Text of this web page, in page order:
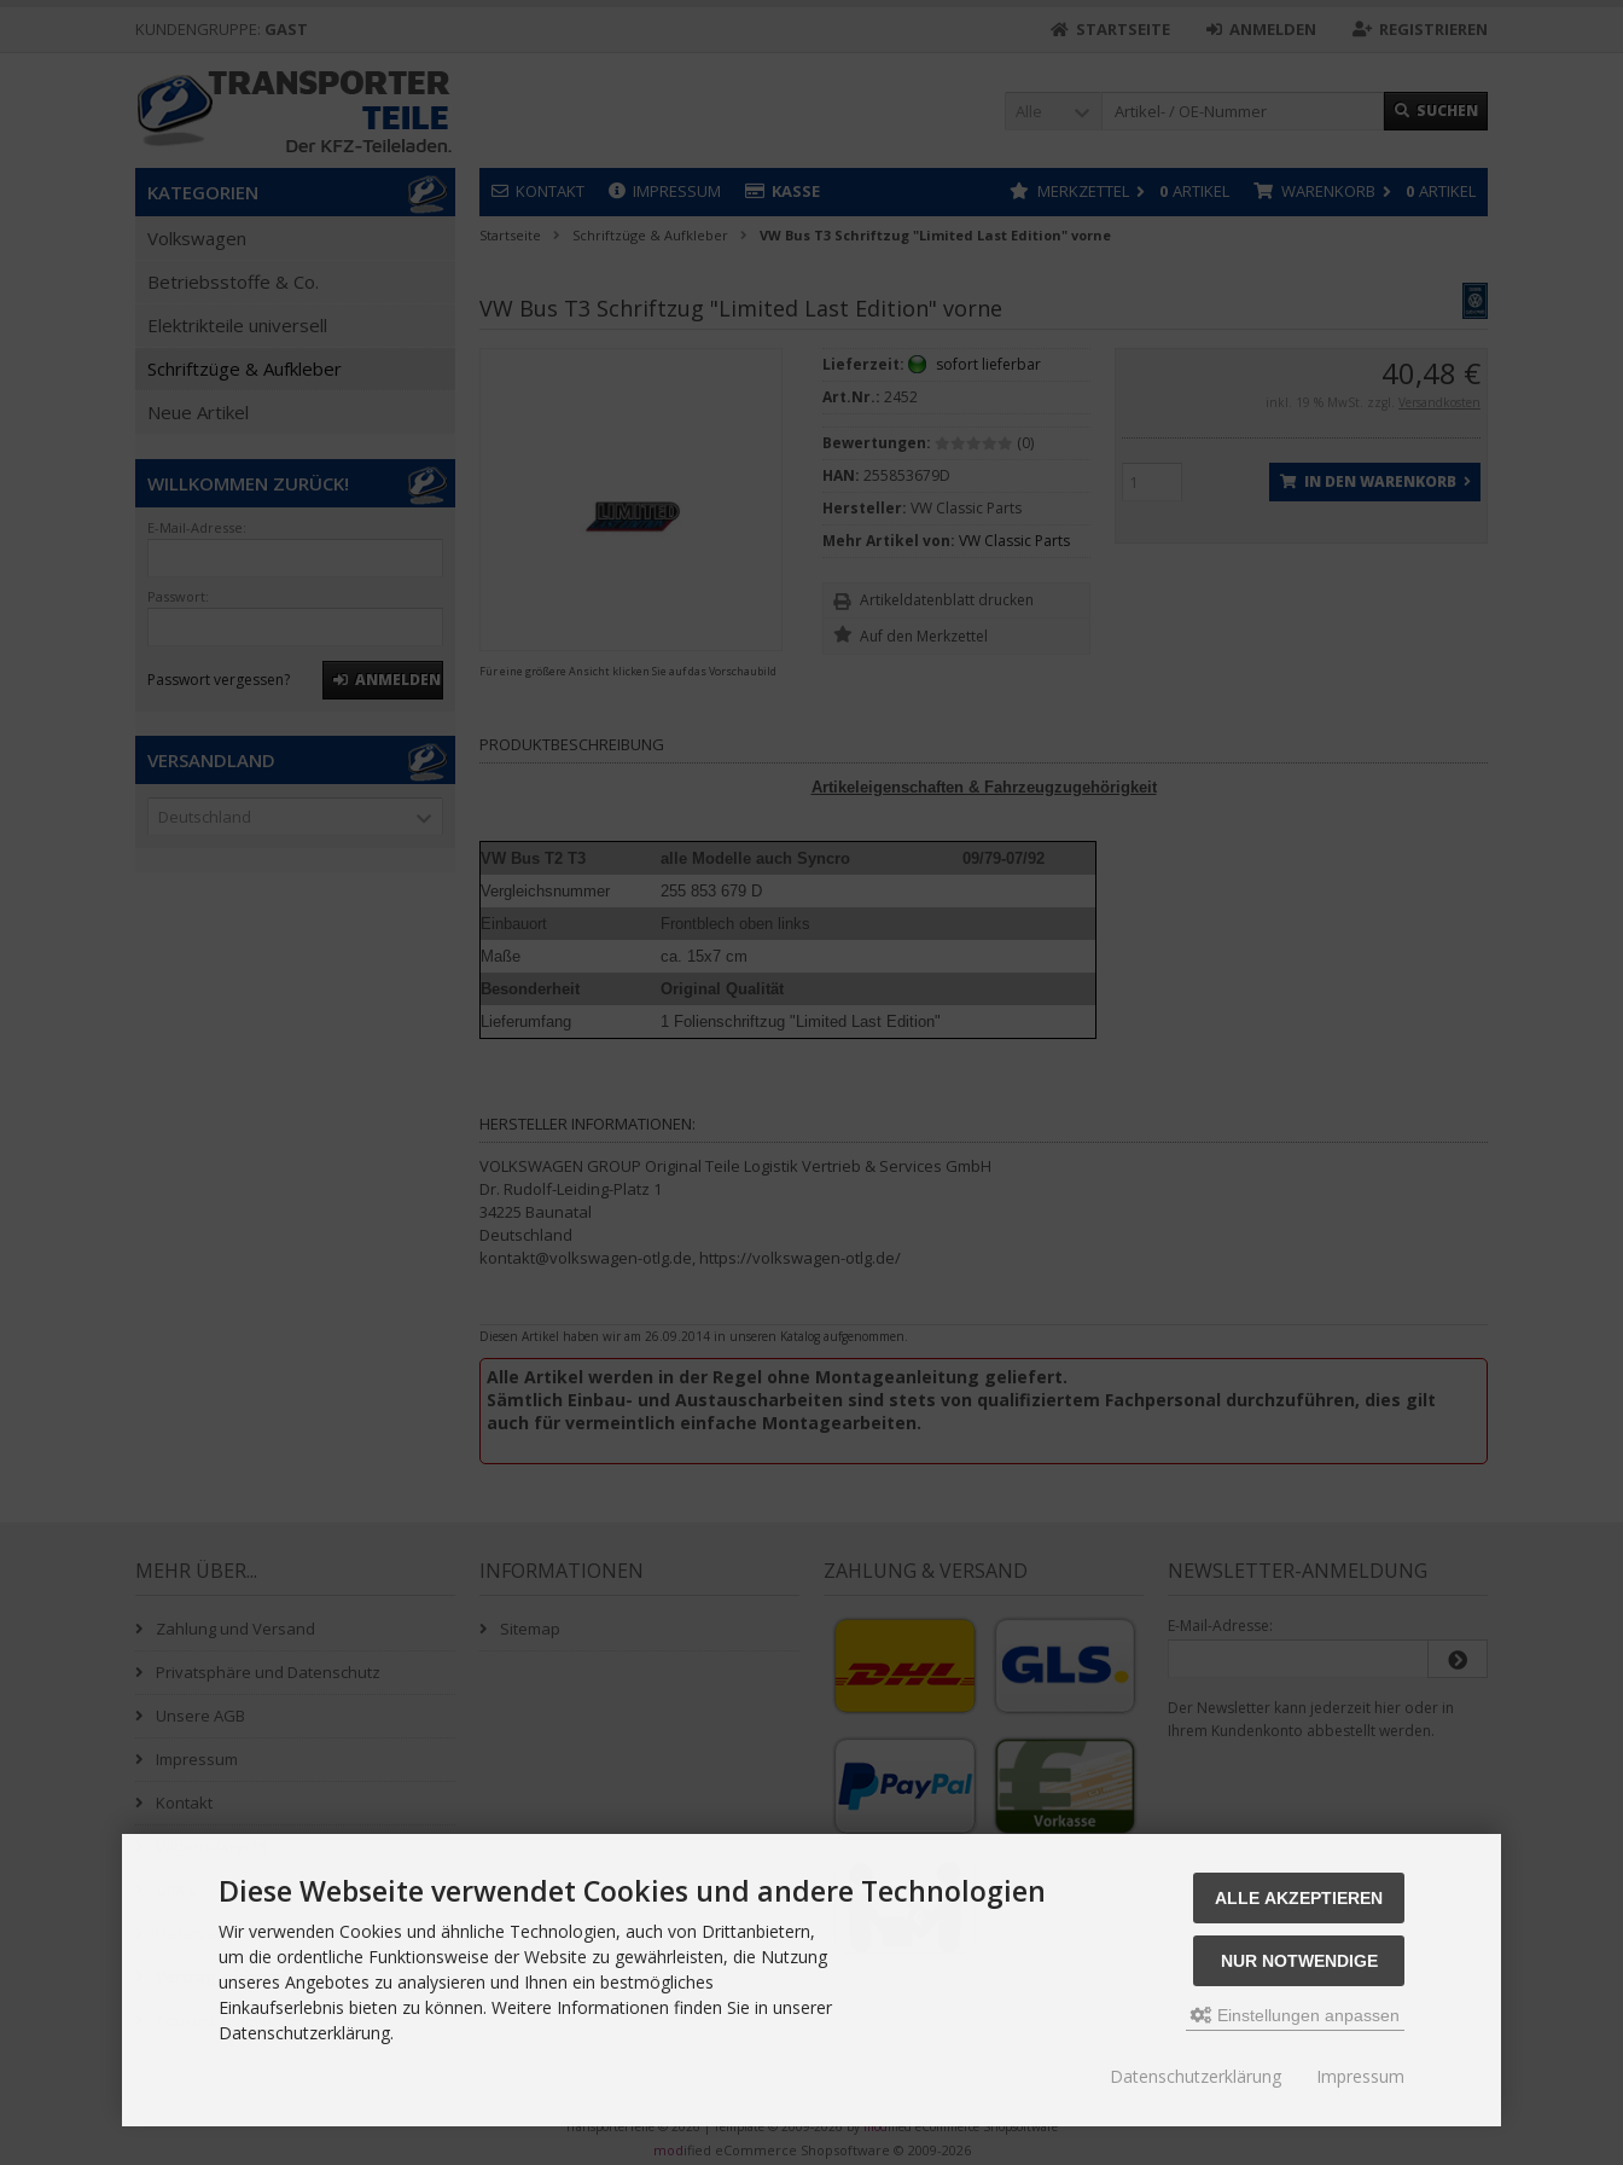
KUNDENGRUPPE: GAST REGISTRIEREN
ANMELDEN
STARTSEITE
Alle SUCHEN
KONTAKT IMPRESSUM KASSE WARENKORB 0 ARTIKEL
MERKZETTEL 0 ARTIKEL
Startseite Schriftzüge & Aufkleber VW Bus T3 Schriftzug "Limited Last Edition" vorne
VW Bus T3 Schriftzug "Limited Last Edition" vorne
Für eine größere Ansicht klicken Sie auf das Vorschaubild
40,48 €
inkl. 19 % MwSt. zzgl. Versandkosten
IN DEN WARENKORB
Lieferzeit:
sofort lieferbar
Art.Nr.: 2452
Bewertungen:
(0)
HAN: 255853679D
Hersteller: VW Classic Parts
Mehr Artikel von: VW Classic Parts
Artikeldatenblatt drucken
PRODUKTBESCHREIBUNG
Artikeleigenschaften & Fahrzeugzugehörigkeit
VW Bus T2 T3 alle Modelle auch Syncro
09/79-07/92
Vergleichsnummer
255 853 679 D
Einbauort
Frontblech oben links
Maße
ca. 15x7 cm
Besonderheit
Original Qualität
Lieferumfang
1 Folienschriftzug "Limited Last Edition"
HERSTELLER INFORMATIONEN:
VOLKSWAGEN GROUP Original Teile Logistik Vertrieb & Services GmbH
Dr. Rudolf-Leiding-Platz 1
34225 Baunatal
Deutschland
kontakt@volkswagen-otlg.de, https://volkswagen-otlg.de/
Diesen Artikel haben wir am 26.09.2014 in unseren Katalog aufgenommen.
Alle Artikel werden in der Regel ohne Montageanleitung geliefert.
Sämtlich Einbau- und Austauscharbeiten sind stets von qualifiziertem Fachpersonal durchzuführen, dies gilt
auch für vermeintlich einfache Montagearbeiten.
KATEGORIEN
Volkswagen
Betriebsstoffe & Co.
Elektrikteile universell
Schriftzüge & Aufkleber
Neue Artikel
WILLKOMMEN ZURÜCK!
E-Mail-Adresse:
Passwort:
Passwort vergessen? ANMELDEN
VERSANDLAND
Deutschland
MEHR ÜBER...
Zahlung und Versand
Privatsphäre und Datenschutz
Unsere AGB
Impressum
Kontakt
Lieferzeit
Vertrag widerrufen
Cookie Einstellungen
INFORMATIONEN
Sitemap
ZAHLUNG & VERSAND NEWSLETTER-ANMELDUNG
E-Mail-Adresse:
Der Newsletter kann jederzeit hier oder in
Ihrem Kundenkonto abbestellt werden.
TransporterTeile © 2026 | Template © 2009-2026 bymodified eCommerce Shopsoftware
modified eCommerce Shopsoftware © 2009-2026
Diese Webseite verwendet Cookies und andere Technologien
Wir verwenden Cookies und ähnliche Technologien, auch von Drittanbietern,
um die ordentliche Funktionsweise der Website zu gewährleisten, die Nutzung
unseres Angebotes zu analysieren und Ihnen ein bestmögliches
Einkaufserlebnis bieten zu können. Weitere Informationen finden Sie in unserer
Datenschutzerklärung.
ALLE AKZEPTIEREN
NUR NOTWENDIGE
Einstellungen anpassen
Datenschutzerklärung Impressum